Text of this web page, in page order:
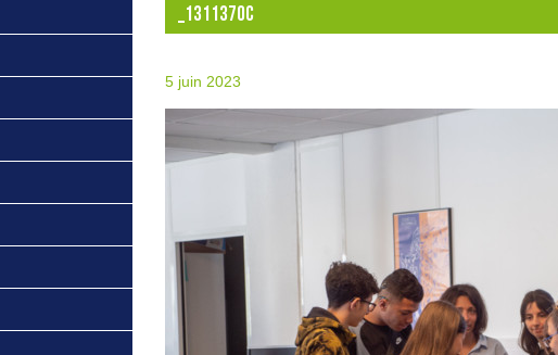
_1311370C
5 juin 2023